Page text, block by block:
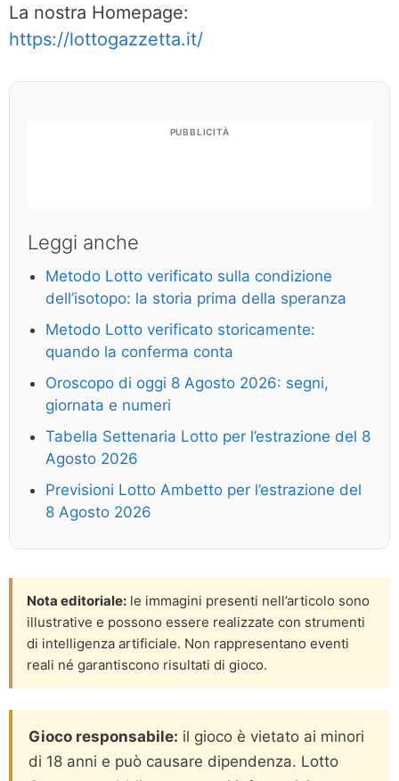
La nostra Homepage:
https://lottogazzetta.it/
PUBBLICITÀ
Leggi anche
Metodo Lotto verificato sulla condizione
dell’isotopo: la storia prima della speranza
Metodo Lotto verificato storicamente:
quando la conferma conta
Oroscopo di oggi 8 Agosto 2026: segni,
giornata e numeri
Tabella Settenaria Lotto per l’estrazione del 8
Agosto 2026
Previsioni Lotto Ambetto per l’estrazione del
8 Agosto 2026
Nota editoriale: le immagini presenti nell’articolo sono
illustrative e possono essere realizzate con strumenti
di intelligenza artificiale. Non rappresentano eventi
reali né garantiscono risultati di gioco.
Gioco responsabile: il gioco è vietato ai minori
di 18 anni e può causare dipendenza. Lotto